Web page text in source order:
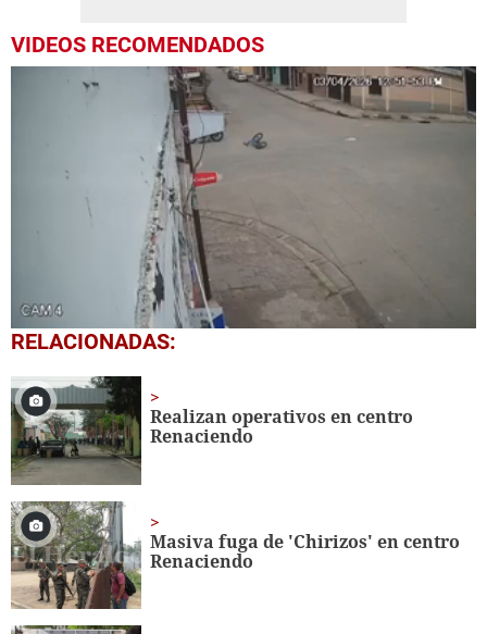
VIDEOS RECOMENDADOS
0
seconds
1
minute,
24
seconds
RELACIONADAS:
Realizan operativos en centro
Renaciendo
Masiva fuga de 'Chirizos' en centro
Renaciendo